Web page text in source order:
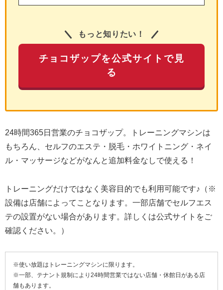
もっと知りたい！
チョコザップを公式サイトで見
る
24時間365日営業のチョコザップ。トレーニングマシンは
もちろん、セルフのエステ・脱毛・ホワイトニング・ネイ
ル・マッサージなどがなんと追加料金なしで使える！
トレーニングだけではなく美容目的でも利用可能です♪（※
設備は店舗によってことなります。一部店舗でセルフエス
テの設置がない場合があります。詳しくは公式サイトをご
確認ください。）
※使い放題はトレーニングマシンに限ります。
※一部、テナント規制により24時間営業ではない店舗・休館日がある店
舗もあります。